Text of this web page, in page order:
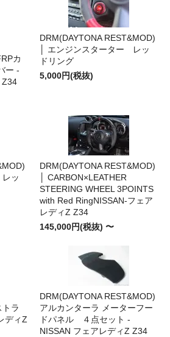
カ
ー -
Z34
DRM(DAYTONA REST&MOD)
│ エンジンスターター レッ
ドリング
5,000円(税抜)
ッ
DRM(DAYTONA REST&MOD)
│ CARBON×LEATHER
STEERING WHEEL 3POINTS
with Red RingNISSAN-フェア
レディZ Z34
145,000円(税抜) 〜
ラ
ディZ
DRM(DAYTONA REST&MOD)
アルカンターラ メーターフー
ドパネル ４点セット -
NISSAN フェアレディZ Z34